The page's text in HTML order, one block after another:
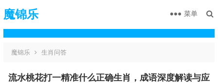
魔锦乐 菜单
魔锦乐 生肖问答
流水桃花打一精准什么正确生肖，成语深度解读与应